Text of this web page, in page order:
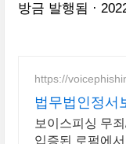
방금 발행됨
https://
법무법인정서
보이스피싱 무
입증된 로펌에